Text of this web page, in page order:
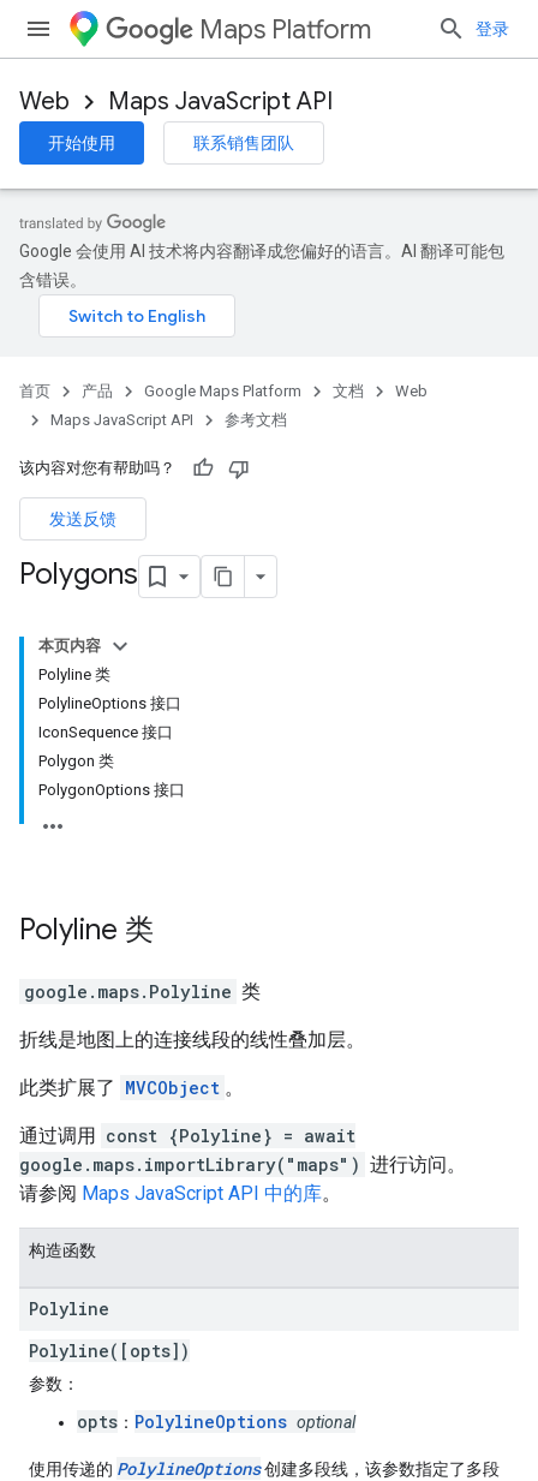
Maps Platform 登录
Web Maps JavaScript API
开始使用 联系销售团队
Google 会使用 AI 技术将内容翻译成您偏好的语言。AI 翻译可能包
含错误。
首页 产品 Google Maps Platform 文档
Web
Maps JavaScript API
参考文档
该内容对您有帮助吗？
发送反馈
Polygons
本页内容
Polyline 类
PolylineOptions 接口
IconSequence 接口
Polygon 类
PolygonOptions 接口
Polyline 类
google.maps. Polyline 类
折线是地图上的连接线段的线性叠加层。
此类扩展了 MVCObject 。
通过调用 const {Polyline} = await
google.maps.importLibrary("maps") 进行访问。
请参阅 Maps JavaScript API 中的库。
构造函数
Polyline
Polyline([opts])
参数 ：
opts ： PolylineOptions optional
使用传递的 PolylineOptions创建多段线，该参数指定了多段